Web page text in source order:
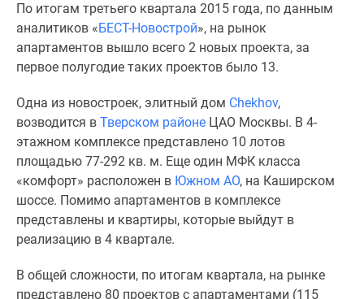
Специальные
предложения
Коммерческие
помещения
Продавцы
застройщики
новостроек
Видеообзор
Экспертиза
новостроек
Экология
Москвы
По итогам третьего квартала 2015 года, по данным
аналитиков «БЕСТ-Новострой», на рынок
апартаментов вышло всего 2 новых проекта, за
первое полугодие таких проектов было 13.
Одна из новостроек, элитный дом Chekhov,
возводится в Тверском районе ЦАО Москвы. В 4-
этажном комплексе представлено 10 лотов
площадью 77-292 кв. м. Еще один МФК класса
«комфорт» расположен в Южном АО, на Каширском
шоссе. Помимо апартаментов в комплексе
представлены и квартиры, которые выйдут в
реализацию в 4 квартале.
В общей сложности, по итогам квартала, на рынке
представлено 80 проектов с апартаментами (115